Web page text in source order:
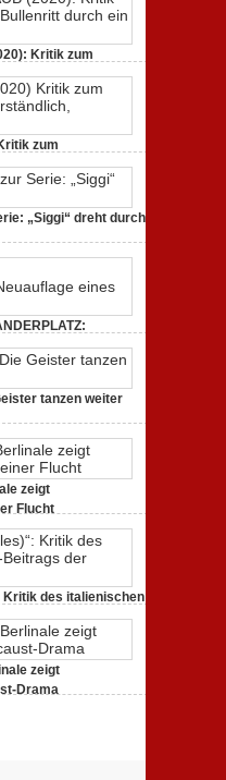
Kritik zum
durch ein
zum
„Siggi“ dreht durch
tanzen weiter
zeigt
Flucht
Kritik des italienischen
D’Innocenzo
zeigt
Drama